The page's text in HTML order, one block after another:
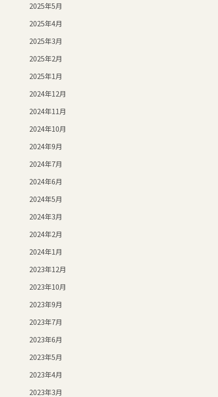
2025年5月
2025年4月
2025年3月
2025年2月
2025年1月
2024年12月
2024年11月
2024年10月
2024年9月
2024年7月
2024年6月
2024年5月
2024年3月
2024年2月
2024年1月
2023年12月
2023年10月
2023年9月
2023年7月
2023年6月
2023年5月
2023年4月
2023年3月